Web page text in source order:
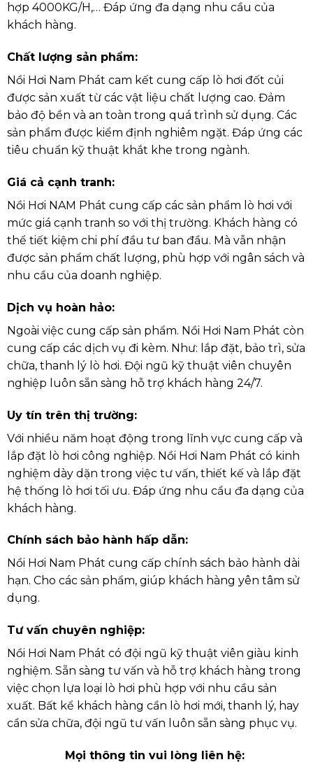
hợp 4000KG/H,… Đáp ứng đa dạng nhu cầu của
khách hàng.
Chất lượng sản phẩm:
Nồi Hơi Nam Phát cam kết cung cấp lò hơi đốt củi
được sản xuất từ các vật liệu chất lượng cao. Đảm
bảo độ bền và an toàn trong quá trình sử dụng. Các
sản phẩm được kiểm định nghiêm ngặt. Đáp ứng các
tiêu chuẩn kỹ thuật khắt khe trong ngành.
Giá cả cạnh tranh:
Nồi Hơi NAM Phát cung cấp các sản phẩm lò hơi với
mức giá cạnh tranh so với thị trường. Khách hàng có
thể tiết kiệm chi phí đầu tư ban đầu. Mà vẫn nhận
được sản phẩm chất lượng, phù hợp với ngân sách và
nhu cầu của doanh nghiệp.
Dịch vụ hoàn hảo:
Ngoài việc cung cấp sản phẩm. Nồi Hơi Nam Phát còn
cung cấp các dịch vụ đi kèm. Như: lắp đặt, bảo trì, sửa
chữa, thanh lý lò hơi. Đội ngũ kỹ thuật viên chuyên
nghiệp luôn sẵn sàng hỗ trợ khách hàng 24/7.
Uy tín trên thị trường:
Với nhiều năm hoạt động trong lĩnh vực cung cấp và
lắp đặt lò hơi công nghiệp. Nồi Hơi Nam Phát có kinh
nghiệm dày dặn trong việc tư vấn, thiết kế và lắp đặt
hệ thống lò hơi tối ưu. Đáp ứng nhu cầu đa dạng của
khách hàng.
Chính sách bảo hành hấp dẫn:
Nồi Hơi Nam Phát cung cấp chính sách bảo hành dài
hạn. Cho các sản phẩm, giúp khách hàng yên tâm sử
dụng.
Tư vấn chuyên nghiệp:
Nồi Hơi Nam Phát có đội ngũ kỹ thuật viên giàu kinh
nghiệm. Sẵn sàng tư vấn và hỗ trợ khách hàng trong
việc chọn lựa loại lò hơi phù hợp với nhu cầu sản
xuất. Bất kể khách hàng cần lò hơi mới, thanh lý, hay
cần sửa chữa, đội ngũ tư vấn luôn sẵn sàng phục vụ.
Mọi thông tin vui lòng liên hệ: